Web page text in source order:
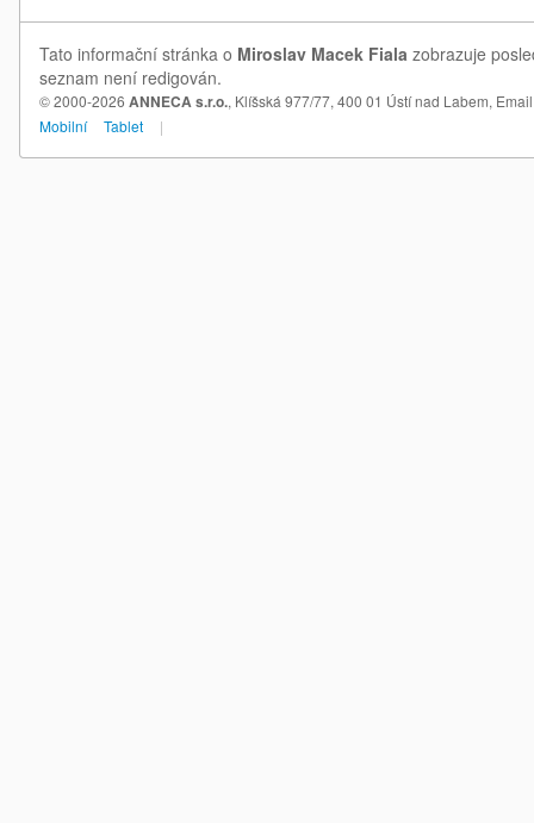
Tato informační stránka o Miroslav Macek Fiala zobrazuje
seznam není redigován.
© 2000-2026 ANNECA s.r.o., Klíšská 977/77, 400 01 Ústí nad Labem,
Mobilní
Tablet |